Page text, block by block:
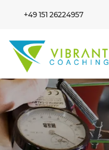
+49 151 26224957